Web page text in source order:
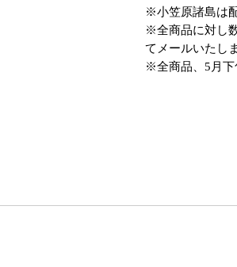
※小笠原諸島は
※全商品に対し
てメールいたし
※全商品、5月下